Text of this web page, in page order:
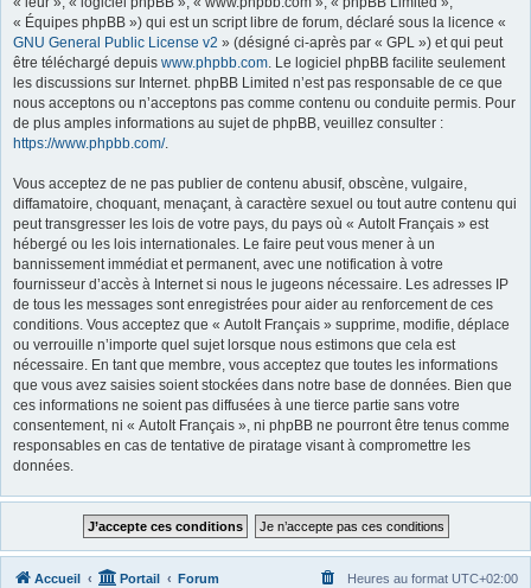
« Équipes phpBB ») qui est un script libre de forum, déclaré sous la licence «
GNU General Public License v2 » (désigné ci-après par « GPL ») et qui peut
être téléchargé depuis www.phpbb.com. Le logiciel phpBB facilite seulement
les discussions sur Internet. phpBB Limited n’est pas responsable de ce que
nous acceptons ou n’acceptons pas comme contenu ou conduite permis. Pour
de plus amples informations au sujet de phpBB, veuillez consulter :
https://www.phpbb.com/.
Vous acceptez de ne pas publier de contenu abusif, obscène, vulgaire,
diffamatoire, choquant, menaçant, à caractère sexuel ou tout autre contenu qui
peut transgresser les lois de votre pays, du pays où « AutoIt Français » est
hébergé ou les lois internationales. Le faire peut vous mener à un
bannissement immédiat et permanent, avec une notification à votre
fournisseur d’accès à Internet si nous le jugeons nécessaire. Les adresses IP
de tous les messages sont enregistrées pour aider au renforcement de ces
conditions. Vous acceptez que « AutoIt Français » supprime, modifie, déplace
ou verrouille n’importe quel sujet lorsque nous estimons que cela est
nécessaire. En tant que membre, vous acceptez que toutes les informations
que vous avez saisies soient stockées dans notre base de données. Bien que
ces informations ne soient pas diffusées à une tierce partie sans votre
consentement, ni « AutoIt Français », ni phpBB ne pourront être tenus comme
responsables en cas de tentative de piratage visant à compromettre les
données.
Accueil Portail Forum Heures au format UTC+02:00